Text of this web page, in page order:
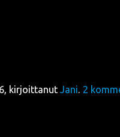
kirjoittanut Jani. 2